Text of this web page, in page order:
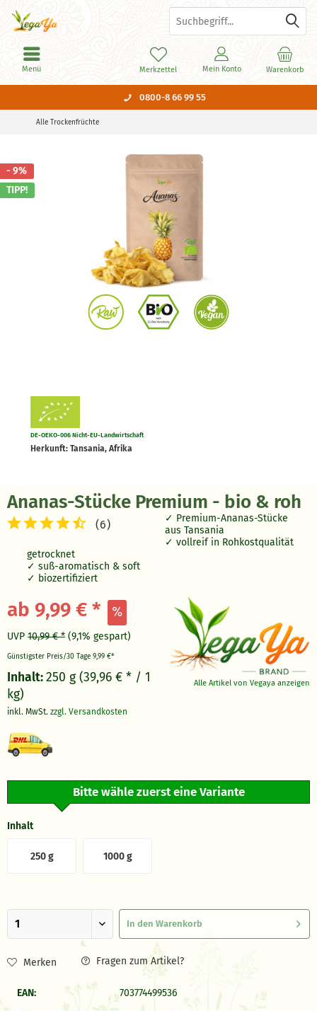
0800-8 66 99 55
Warenkorb
Merkzettel Mein Konto
Menü
Alle Trockenfrüchte
- 9%
TIPP!
DE-OEKO-006 Nicht-EU-Landwirtschaft
Herkunft: Tansania, Afrika
Ananas-Stücke Premium - bio & roh
(6)
Premium-Ananas-Stücke
aus Tansania
vollreif in Rohkostqualität
getrocknet
suß-aromatisch & soft
biozertifiziert
Alle Artikel von Vegaya anzeigen
ab 9,99 € *
UVP 10,99 € * (9,1% gespart)
Günstigster Preis/30 Tage 9,99 €*
Inhalt:250 g (39,96 € * / 1
kg)
inkl. MwSt. zzgl. Versandkosten
Bitte wähle zuerst eine Variante
Inhalt
250 g 1000 g
In den Warenkorb
Merken Fragen zum Artikel?
EAN: 703774499536